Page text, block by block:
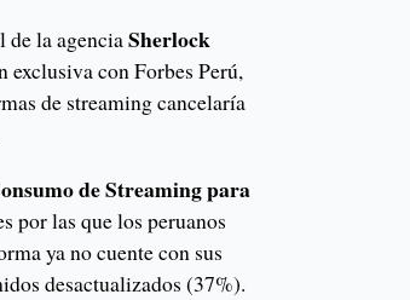
de la agenciaSherlock
exclusiva con Forbes Perú,
de streaming cancelaría
de Streaming para
por las que los peruanos
ya no cuente con sus
desactualizados (37%).